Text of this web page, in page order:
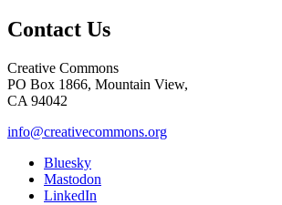
Contact Us
Creative Commons
PO Box 1866, Mountain View,
CA 94042
info@creativecommons.org
Bluesky
Mastodon
LinkedIn